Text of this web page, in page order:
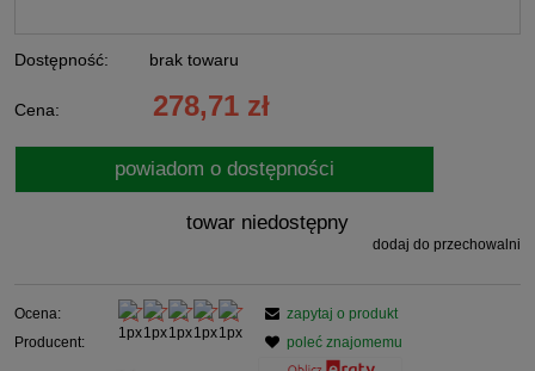
Dostępność: brak towaru
Cena: 278,71 zł
powiadom o dostępności
towar niedostępny
dodaj do przechowalni
Ocena:
Producent:
zapytaj o produkt
poleć znajomemu